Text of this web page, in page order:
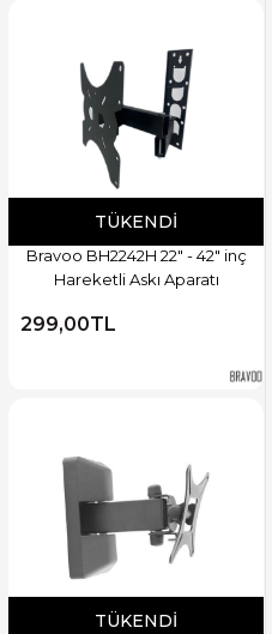
TÜKENDI
Bravoo BH2242H 22" - 42" inç
Hareketli Askı Aparatı
299,00TL
TÜKENDI